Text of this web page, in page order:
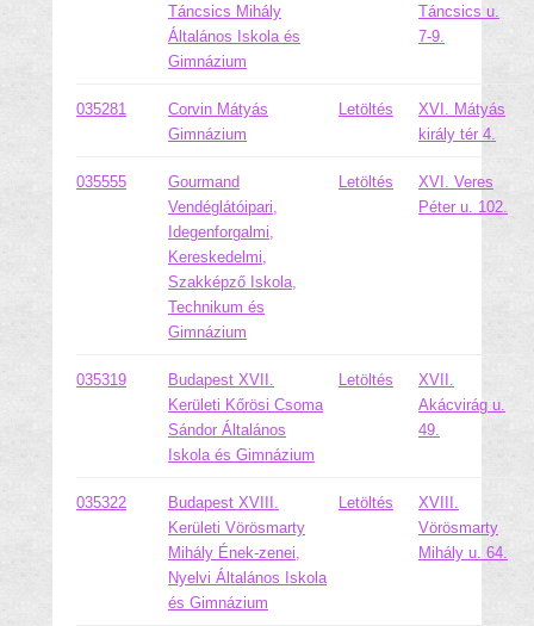
Táncsics Mihály
Általános Iskola és
Gimnázium
Táncsics u.
7-9.
035281
Corvin Mátyás
Gimnázium
Letöltés
XVI. Mátyás
király tér 4.
035555
Gourmand
Vendéglátóipari,
Idegenforgalmi,
Kereskedelmi,
Szakképző Iskola,
Technikum és
Gimnázium
Letöltés
XVI. Veres
Péter u. 102.
035319
Budapest XVII.
Kerületi Kőrösi Csoma
Sándor Általános
Iskola és Gimnázium
Letöltés
XVII.
Akácvirág u.
49.
035322
Budapest XVIII.
Kerületi Vörösmarty
Mihály Ének-zenei,
Nyelvi Általános Iskola
és Gimnázium
Letöltés
XVIII.
Vörösmarty
Mihály u. 64.